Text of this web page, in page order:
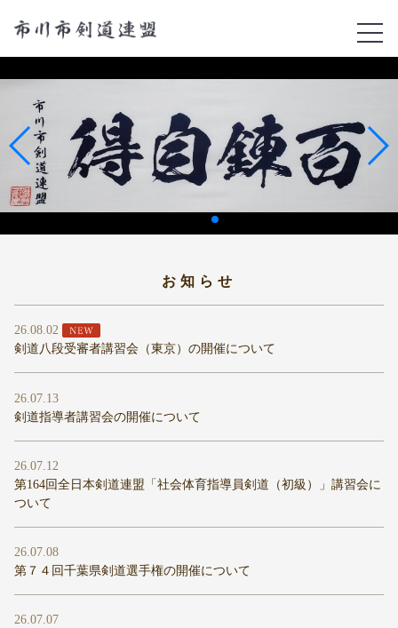
お知らせ
26.08.02
剣道八段受審者講習会（東京）の開催について
26.07.13
剣道指導者講習会の開催について
26.07.12
第164回全日本剣道連盟「社会体育指導員剣道（初級）」講習会に
ついて
26.07.08
第７４回千葉県剣道選手権の開催について
26.07.07